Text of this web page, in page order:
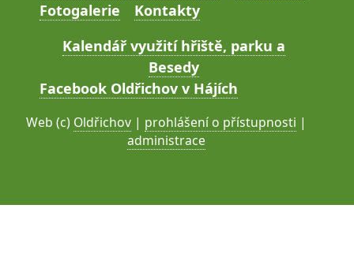
Fotogalerie
Kontakty
Kalendář využití hřiště, parku a
Besedy
Facebook Oldřichov v Hájích
Web (c) Oldřichov | prohlášení o přístupnosti |
administrace